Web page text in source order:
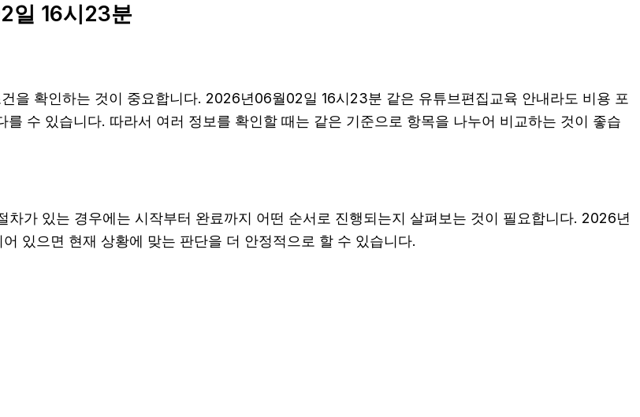
일 16시23분
을 확인하는 것이 중요합니다. 2026년06월02일 16시23분 같은 유튜브편집교육 안내라도 비용 포
수 있습니다. 따라서 여러 정보를 확인할 때는 같은 기준으로 항목을 나누어 비교하는 것이 좋습
가 있는 경우에는 시작부터 완료까지 어떤 순서로 진행되는지 살펴보는 것이 필요합니다. 2026년
있으면 현재 상황에 맞는 판단을 더 안정적으로 할 수 있습니다.